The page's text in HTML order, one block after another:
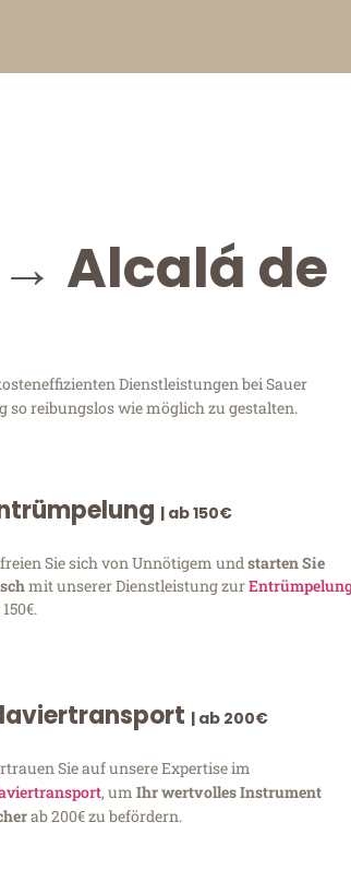
Alcalá de
Dienstleistungen bei Sauer
so reibungslos wie möglich zu gestalten.
| ab 150€
Sie sich von Unnötigem undstarten Sie
mit unserer Dienstleistung zur
| ab 200€
Sie auf unsere Expertise im
, um Ihr wertvolles Instrument
ab 200€ zu befördern.